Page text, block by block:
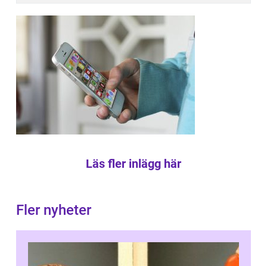
Läs fler inlägg här
Fler nyheter